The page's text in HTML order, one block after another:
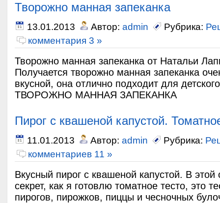
Творожно манная запеканка
13.01.2013 Автор: admin Рубрика:
комментария 3 »
Творожно манная запеканка от Натальи
Получается творожно манная запеканка
вкусной, она отлично подходит для
ТВОРОЖНО МАННАЯ ЗАПЕКАНКА
Пирог с квашеной капустой.
11.01.2013 Автор: admin Рубрика:
комментариев 11 »
Вкусный пирог с квашеной капустой. В этой
секрет, как я готовлю томатное тесто, это
пирогов, пирожков, пиццы и чесночных